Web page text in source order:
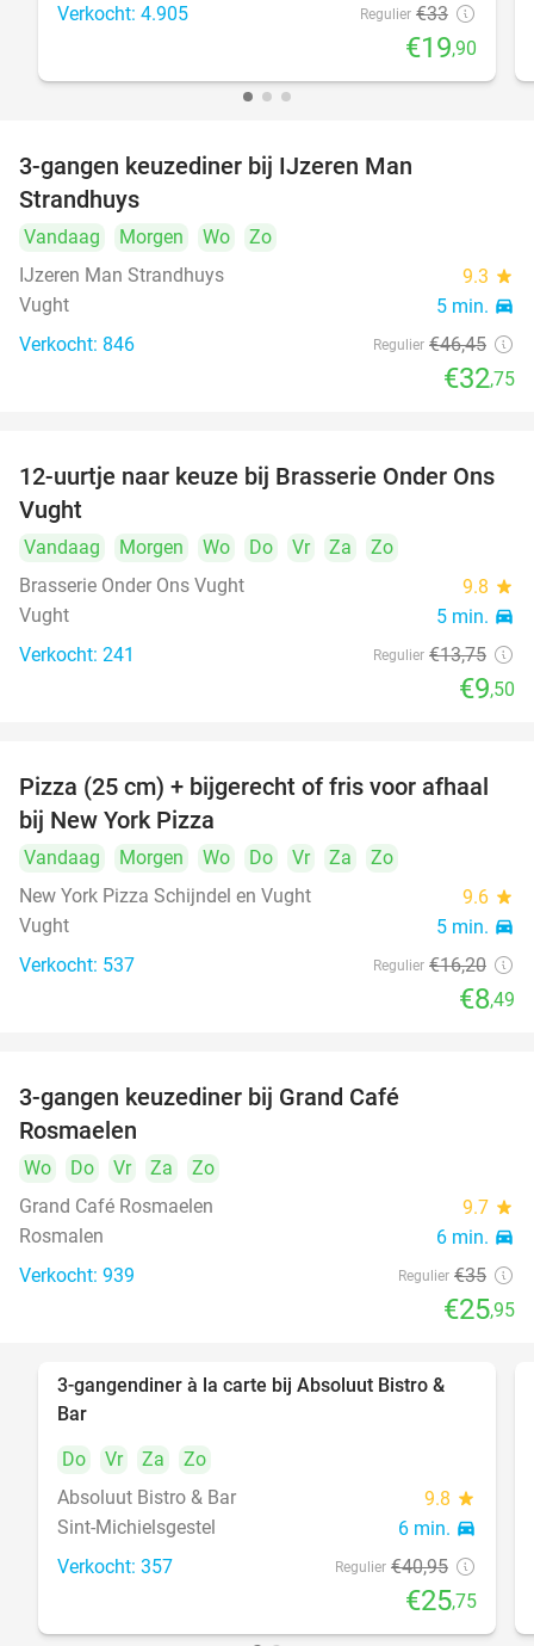
Verkocht: 4.905 Regulier €33
€19,90
3-gangen keuzediner bij IJzeren Man
Strandhuys
Vandaag Morgen Wo
Zo
IJzeren Man Strandhuys
9.3 star
Vught 5 min. directions_car
Verkocht: 846 Regulier €46,45
€32,75
31%
12-uurtje naar keuze bij Brasserie Onder Ons
Vught
Vandaag Morgen Wo Do Vr Za
Zo
Brasserie Onder Ons Vught
9.8 star
Vught 5 min. directions_car
Verkocht: 241 Regulier €13,75
€9,50
48%
Pizza (25 cm) + bijgerecht of fris voor afhaal
bij New York Pizza
Vandaag Morgen Wo Do Vr Za
Zo
New York Pizza Schijndel en Vught
9.6 star
Vught 5 min. directions_car
Verkocht: 537 Regulier €16,20
€8,49
3-gangen keuzediner bij Grand Café
Rosmaelen
Wo Do Vr Za
Zo
Grand Café Rosmaelen
9.7 star
Rosmalen 6 min. directions_car
Verkocht: 939 Regulier €35
€25,95
37%
3-gangendiner à la carte bij Absoluut Bistro &
Bar
Do
Vr Za
Zo
Absoluut Bistro & Bar
9.8 star
Sint-Michielsgestel 6 min. directions_car
Verkocht: 357 Regulier €40,95
€25,75